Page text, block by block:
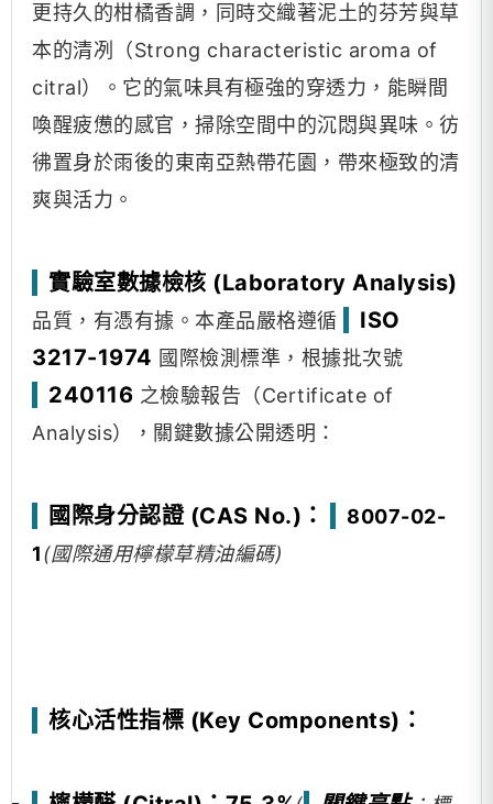
更持久的柑橘香調，同時交織著泥土的芬芳與草
本的清冽（Strong characteristic aroma of
citral）。它的氣味具有極強的穿透力，能瞬間
喚醒疲憊的感官，掃除空間中的沉悶與異味。彷
彿置身於雨後的東南亞熱帶花園，帶來極致的清
爽與活力。
實驗室數據檢核 (Laboratory Analysis)
品質，有憑有據。本產品嚴格遵循
ISO
3217-1974 國際檢測標準，根據批次號
240116 之檢驗報告（Certificate of
Analysis），關鍵數據公開透明：
國際身分認證 (CAS No.)：
8007-02-
1(國際通用檸檬草精油編碼)
核心活性指標 (Key Components)：